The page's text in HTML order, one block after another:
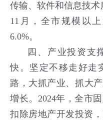
传输、软件和信息技术
11月，全市规模以
6.0%。
四、产业投资支
快。 坚定不移走好走
路，大抓产业、抓大
增长。2024年，全市
扣除房地产开发投资